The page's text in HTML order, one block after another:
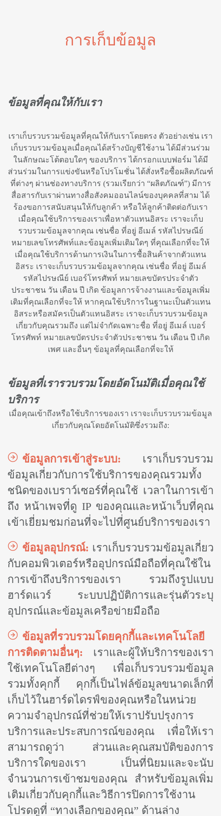
การเก็บข้อมูล
ข้อมูลที่คุณให้กับเรา
เราเก็บรวบรวมข้อมูลที่คุณให้กับเราโดยตรง ตัวอย่างเช่น เรา
เก็บรวบรวมข้อมูลเมื่อคุณได้สร้างบัญชีใช้งาน ได้มีส่วนร่วม
ในลักษณะโต้ตอบใดๆ ของบริการ ได้กรอกแบบฟอร์ม ได้มี
ส่วนร่วมในการแข่งขันหรือโปรโมชั่น ได้สั่งหรือซื้อผลิตภัณฑ์
ที่ต่างๆ ผ่านช่องทางบริการ (รวมเรียกว่า “ผลิตภัณฑ์”) มีการ
สื่อสารกับเราผ่านทางสื่อสังคมออนไลน์ของบุคคลที่สาม ได้
ร้องขอการสนับสนุนให้กับลูกค้า หรือให้ลูกค้าติดต่อกับเรา
เมื่อคุณใช้บริการของเราเพื่อหาตัวแทนอิสระ เราจะเก็บ
รวบรวมข้อมูลจากคุณ เช่นชื่อ ที่อยู่ อีเมล์ รหัสไปรษณีย์
หมายเลขโทรศัพท์และข้อมูลเพิ่มเติมใดๆ ที่คุณเลือกที่จะให้
เมื่อคุณใช้บริการด้านการเงินในการซื้อสินค้าจากตัวแทน
อิสระ เราจะเก็บรวบรวมข้อมูลจากคุณ เช่นชื่อ ที่อยู่ อีเมล์
รหัสไปรษณีย์ เบอร์โทรศัพท์ หมายเลขบัตรประจำตัว
ประชาชน วัน เดือน ปี เกิด ข้อมูลการจ้างงานและข้อมูลเพิ่ม
เติมที่คุณเลือกที่จะให้ หากคุณใช้บริการในฐานะเป็นตัวแทน
อิสระหรือสมัครเป็นตัวแทนอิสระ เราจะเก็บรวบรวมข้อมูล
เกี่ยวกับคุณรวมถึง แต่ไม่จำกัดเฉพาะชื่อ ที่อยู่ อีเมล์ เบอร์
โทรศัพท์ หมายเลขบัตรประจำตัวประชาชน วัน เดือน ปี เกิด
เพศ และอื่นๆ ข้อมูลที่คุณเลือกที่จะให้
ข้อมูลที่เรารวบรวมโดยอัตโนมัติเมื่อคุณใช้
บริการ
เมื่อคุณเข้าถึงหรือใช้บริการของเรา เราจะเก็บรวบรวมข้อมูล
เกี่ยวกับคุณโดยอัตโนมัติซึ่งรวมถึง:
ข้อมูลการเข้าสู่ระบบ: เราเก็บรวบรวม
ข้อมูลเกี่ยวกับการใช้บริการของคุณรวมทั้ง
ชนิดของเบราว์เซอร์ที่คุณใช้ เวลาในการเข้า
ถึง หน้าเพจที่ดู IP ของคุณและหน้าเว็บที่คุณ
เข้าเยี่ยมชมก่อนที่จะไปที่ศูนย์บริการของเรา
ข้อมูลอุปกรณ์: เราเก็บรวบรวมข้อมูลเกี่ยว
กับคอมพิวเตอร์หรืออุปกรณ์มือถือที่คุณใช้ใน
การเข้าถึงบริการของเรา รวมถึงรูปแบบ
ฮาร์ดแวร์ ระบบปฏิบัติการและรุ่นตัวระบุ
อุปกรณ์และข้อมูลเครือข่ายมือถือ
ข้อมูลที่รวบรวมโดยคุกกี้และเทคโนโลยี
การติดตามอื่นๆ: เราและผู้ให้บริการของเรา
ใช้เทคโนโลยีต่างๆ เพื่อเก็บรวบรวมข้อมูล
รวมทั้งคุกกี้ คุกกี้เป็นไฟล์ข้อมูลขนาดเล็กที่
เก็บไว้ในฮาร์ดไดรฟ์ของคุณหรือในหน่วย
ความจำอุปกรณ์ที่ช่วยให้เราปรับปรุงการ
บริการและประสบการณ์ของคุณ เพื่อให้เรา
สามารถดูว่า ส่วนและคุณสมบัติของการ
บริการใดของเรา เป็นที่นิยมและจะนับ
จำนวนการเข้าชมของคุณ สำหรับข้อมูลเพิ่ม
เติมเกี่ยวกับคุกกี้และวิธีการปิดการใช้งาน
โปรดดูที่ “ทางเลือกของคุณ” ด้านล่าง